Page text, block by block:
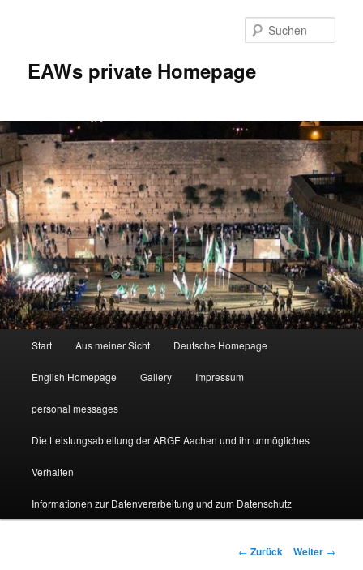
EAWs private Homepage
Start Aus meiner Sicht Deutsche Homepage
English Homepage Gallery Impressum
personal messages
Die Leistungsabteilung der ARGE Aachen und ihr unmögliches
Verhalten
Informationen zur Datenverarbeitung und zum Datenschutz
Beitragsnavigation
← Zurück Weiter →